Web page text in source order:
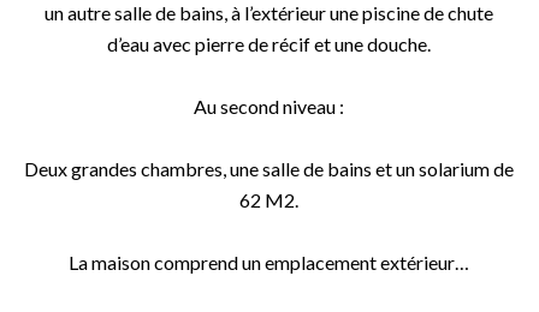
un autre salle de bains, à l’extérieur une piscine de chute
d’eau avec pierre de récif et une douche.
Au second niveau :
Deux grandes chambres, une salle de bains et un solarium de
62 M2.
La maison comprend un emplacement extérieur…